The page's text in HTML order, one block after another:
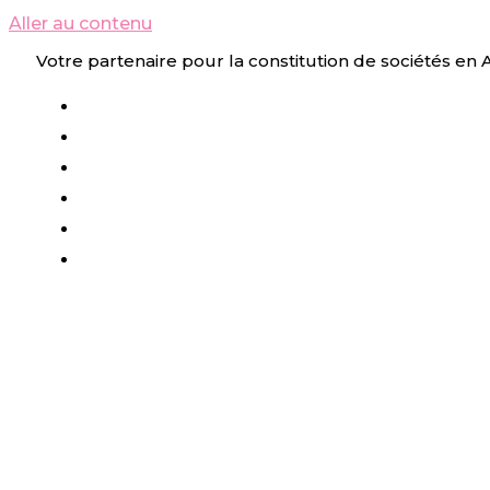
Aller au contenu
Votre partenaire pour la constitution de sociétés en